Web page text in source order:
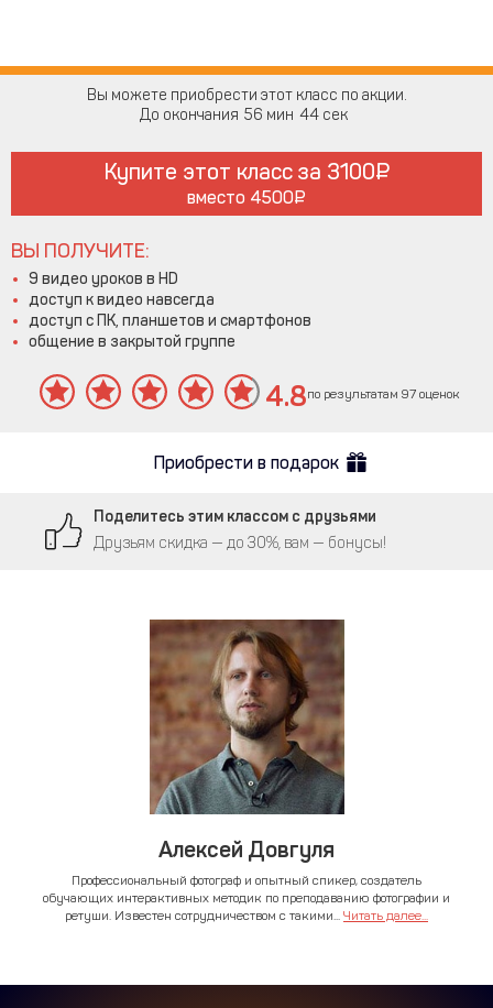
Вы можете приобрести этот класс по акции.
До окончания 56 44
Купите этот класс за 3100
вместо 4500
ВЫ ПОЛУЧИТЕ:
9 видео уроков в HD
доступ к видео навсегда
доступ с ПК, планшетов и смартфонов
общение в закрытой группе
4.8по результатам 97 оценок
Приобрести в подарок
Поделитесь этим классом с друзьями
Друзьям скидка — до 30%, вам — бонусы!
Алексей Довгуля
Профессиональный фотограф и опытный спикер, создатель
обучающих интерактивных методик по преподаванию фотографии и
ретуши. Известен сотрудничеством с такими... Читать далее...